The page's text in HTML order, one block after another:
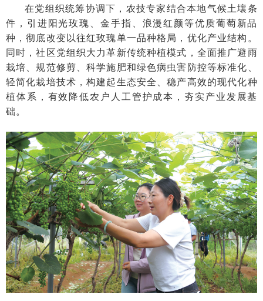
在党组织统筹协调下，农技专家结合本地气候土壤条
件，引进阳光玫瑰、金手指、浪漫红颜等优质葡萄新品
种，彻底改变以往红玫瑰单一品种格局，优化产业结构。
同时，社区党组织大力革新传统种植模式，全面推广避雨
栽培、规范修剪、科学施肥和绿色病虫害防控等标准化、
轻简化栽培技术，构建起生态安全、稳产高效的现代化种
植体系，有效降低农户人工管护成本，夯实产业发展基
础。